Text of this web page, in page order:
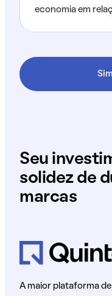
economia em
Seu
solidez de
marcas
A maior plataforma